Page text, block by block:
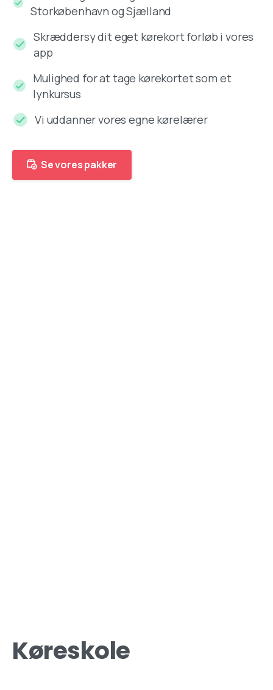
Storkøbenhavn og Sjælland
Skræddersy dit eget kørekort forløb i vores
app
Mulighed for at tage kørekortet som et
lynkursus
Vi uddanner vores egne kørelærer
Se vores pakker
Køreskole